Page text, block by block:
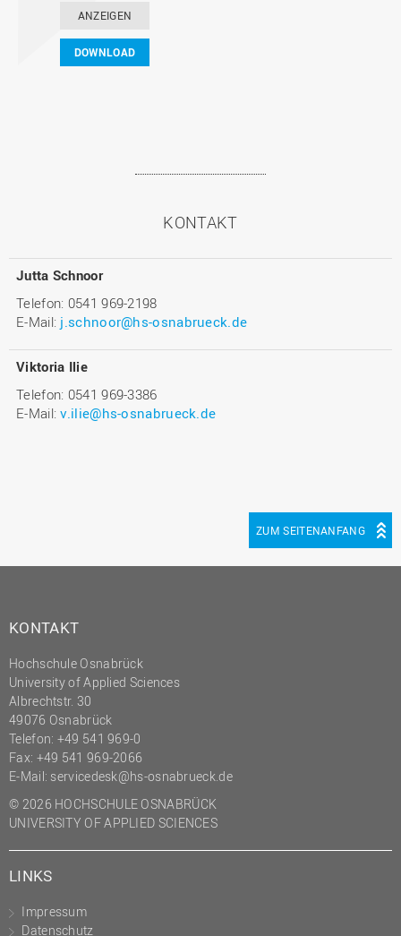
ANZEIGEN
DOWNLOAD
KONTAKT
Jutta Schnoor
Telefon: 0541 969-2198
E-Mail: j.schnoor@hs-osnabrueck.de
Viktoria Ilie
Telefon: 0541 969-3386
E-Mail:v.ilie@hs-osnabrueck.de
ZUM SEITENANFANG
KONTAKT
Hochschule Osnabrück
University of Applied Sciences
Albrechtstr. 30
49076 Osnabrück
Telefon: +49 541 969-0
Fax: +49 541 969-2066
E-Mail: servicedesk@hs-osnabrueck.de
© 2026 HOCHSCHULE OSNABRÜCK
UNIVERSITY OF APPLIED SCIENCES
LINKS
Impressum
Datenschutz